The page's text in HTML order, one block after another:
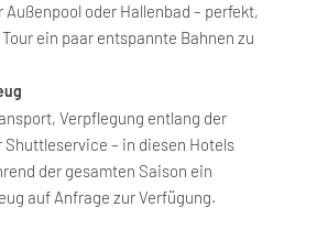
Außenpool oder Hallenbad – perfekt,
ein paar entspannte Bahnen zu
Verpflegung entlang der
Shuttleservice – in diesen Hotels
der gesamten Saison ein
auf Anfrage zur Verfügung.